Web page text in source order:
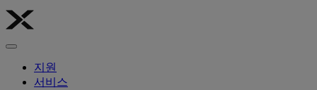
지원
서비스